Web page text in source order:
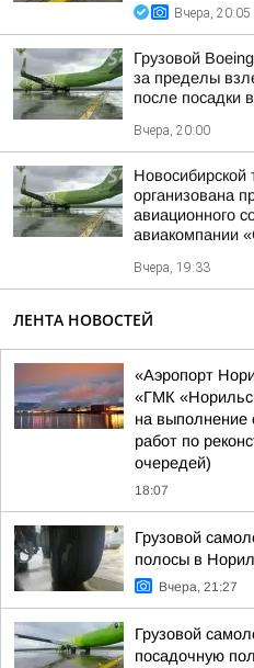
Вчера, 20:05
Грузовой
за пределы
после посадки
Вчера, 20:00
Новосибирской
организована
авиационного
авиакомпании
Вчера, 19:33
ЛЕНТА НОВОСТЕЙ
«Аэропорт
«ГМК
на выполнение
работ по
очередей)
18:07
Грузовой
полосы в
Вчера, 21:27
Грузовой
посадочную